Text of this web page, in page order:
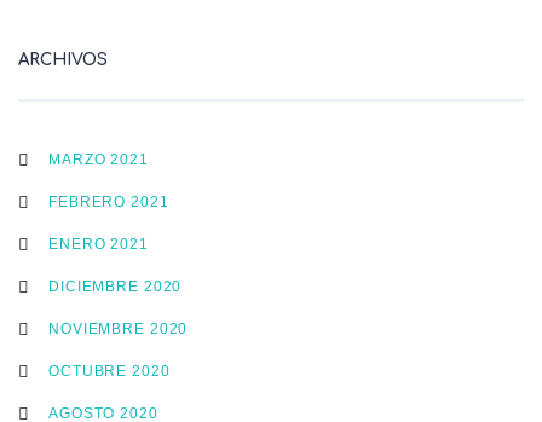
ARCHIVOS
MARZO 2021
FEBRERO 2021
ENERO 2021
DICIEMBRE 2020
NOVIEMBRE 2020
OCTUBRE 2020
AGOSTO 2020